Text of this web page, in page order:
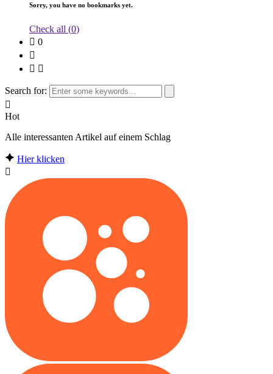
Sorry, you have no bookmarks yet.
Check all (0)
0
Search for:
Hot
Alle interessanten Artikel auf einem Schlag
Hier klicken